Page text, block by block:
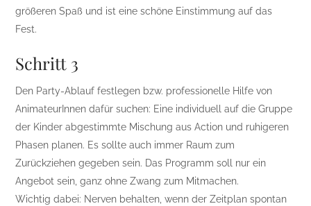
größeren Spaß und ist eine schöne Einstimmung auf das
Fest.
Schritt 3
Den Party-Ablauf festlegen bzw. professionelle Hilfe von
AnimateurInnen dafür suchen: Eine individuell auf die Gruppe
der Kinder abgestimmte Mischung aus Action und ruhigeren
Phasen planen. Es sollte auch immer Raum zum
Zurückziehen gegeben sein. Das Programm soll nur ein
Angebot sein, ganz ohne Zwang zum Mitmachen.
Wichtig dabei: Nerven behalten, wenn der Zeitplan spontan